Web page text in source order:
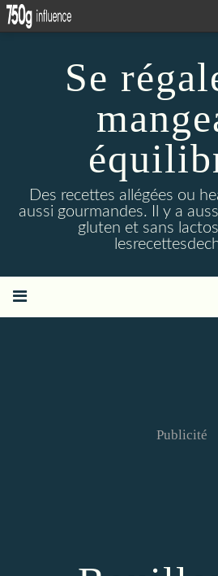
Se
Des recettes allégées ou
aussi gourmandes. Il y a
gluten et sans
Publicité